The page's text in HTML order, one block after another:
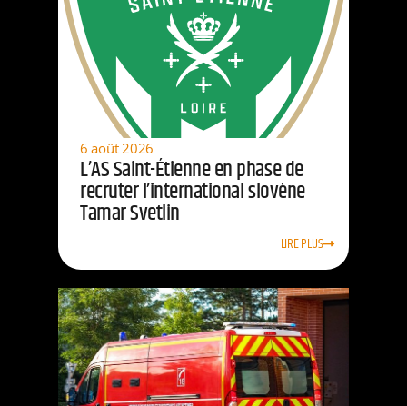
6 août 2026
L’AS Saint-Étienne en phase de
recruter l’international slovène
Tamar Svetlin
LIRE PLUS